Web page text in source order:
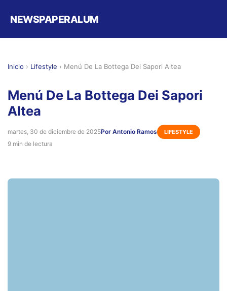
NEWSPAPERALUM
Inicio › Lifestyle › Menú De La Bottega Dei Sapori Altea
Menú De La Bottega Dei Sapori
Altea
martes, 30 de diciembre de 2025Por Antonio Ramos LIFESTYLE
9 min de lectura